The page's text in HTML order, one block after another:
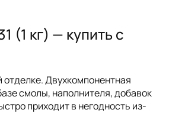
(1 кг) — купить с
Двухкомпонентная
смолы, наполнителя, добавок
приходит в негодность из-